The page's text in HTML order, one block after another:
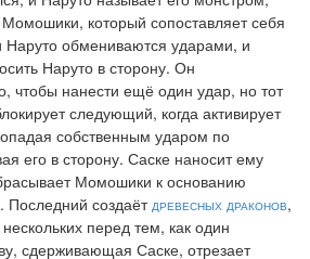
который сопоставляет себя
обмениваются ударами, и
Наруто в сторону. Он
чтобы нанести ещё один удар, но тот
следующий, когда активирует
собственным ударом по
его в сторону. Саске наносит ему
Момошики к основанию
Последний создаёт древесных драконов,
перед тем, как один
сдерживающая Саске, отрезает